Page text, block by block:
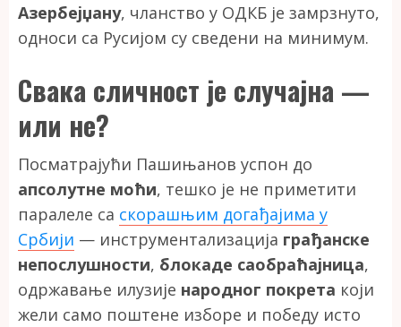
Азербејџану, чланство у ОДКБ је замрзнуто,
односи са Русијом су сведени на минимум.
Свака сличност је случајна —
или не?
Посматрајући Пашињанов успон до
апсолутне моћи, тешко је не приметити
паралеле са скорашњим догађајима у
Србији — инструментализација грађанске
непослушности, блокаде саобраћајница,
одржавање илузије народног покрета који
жели само поштене изборе и победу исто